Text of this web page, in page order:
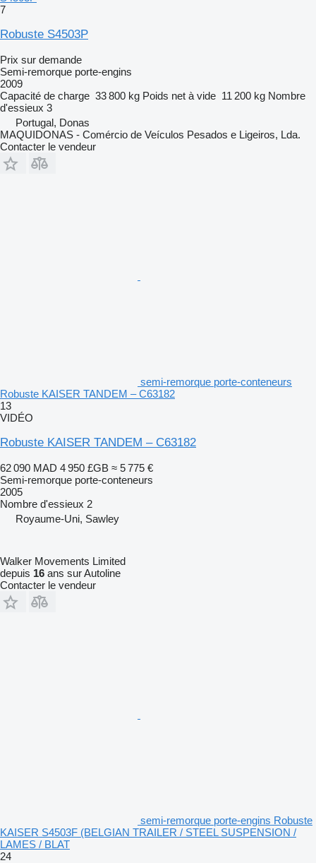
7
Robuste S4503P
Prix sur demande
Semi-remorque porte-engins
2009
Capacité de charge 33 800 kg Poids net à vide 11 200 kg Nombre
d'essieux 3
Portugal, Donas
MAQUIDONAS - Comércio de Veículos Pesados e Ligeiros, Lda.
Contacter le vendeur
semi-remorque porte-conteneurs
Robuste KAISER TANDEM – C63182
13
VIDÉO
Robuste KAISER TANDEM – C63182
62 090 MAD 4 950 £GB ≈ 5 775 €
Semi-remorque porte-conteneurs
2005
Nombre d'essieux 2
Royaume-Uni, Sawley
Walker Movements Limited
depuis 16 ans sur Autoline
Contacter le vendeur
semi-remorque porte-engins Robuste
KAISER S4503F (BELGIAN TRAILER / STEEL SUSPENSION /
LAMES / BLAT
24